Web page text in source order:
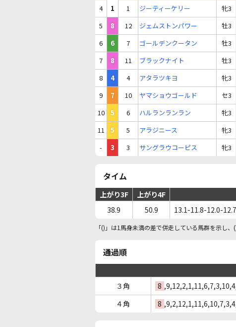
4
1 1 ジーティーケリー 牝3
5
8 12 ジェムストンパワー 牡3
6
6 7 ゴールデンクータン 牡3
7
8 11 ブラックナイト 牡3
8
4 4 アタラツキヨ 牝3
9
7 10 ヤマショウゴールド セ3
10
5 6 ハルランランラン 牝3
11
5 5 アラジニース 牝3
-
3 3 サングラウコーピス 牝3
タイム
上がり3F 上がり4F
38.9
50.9 13.1-11.8-12.0-
「()」は1馬身未満の差で併走している馬群を示し
通過順
３角
8
４角
8